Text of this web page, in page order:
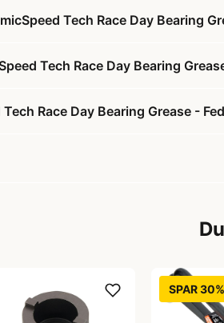
Tech Race Day Bearing
Tech Race Day Bearing
Race Day Bearing Grease -
SPAR 30%